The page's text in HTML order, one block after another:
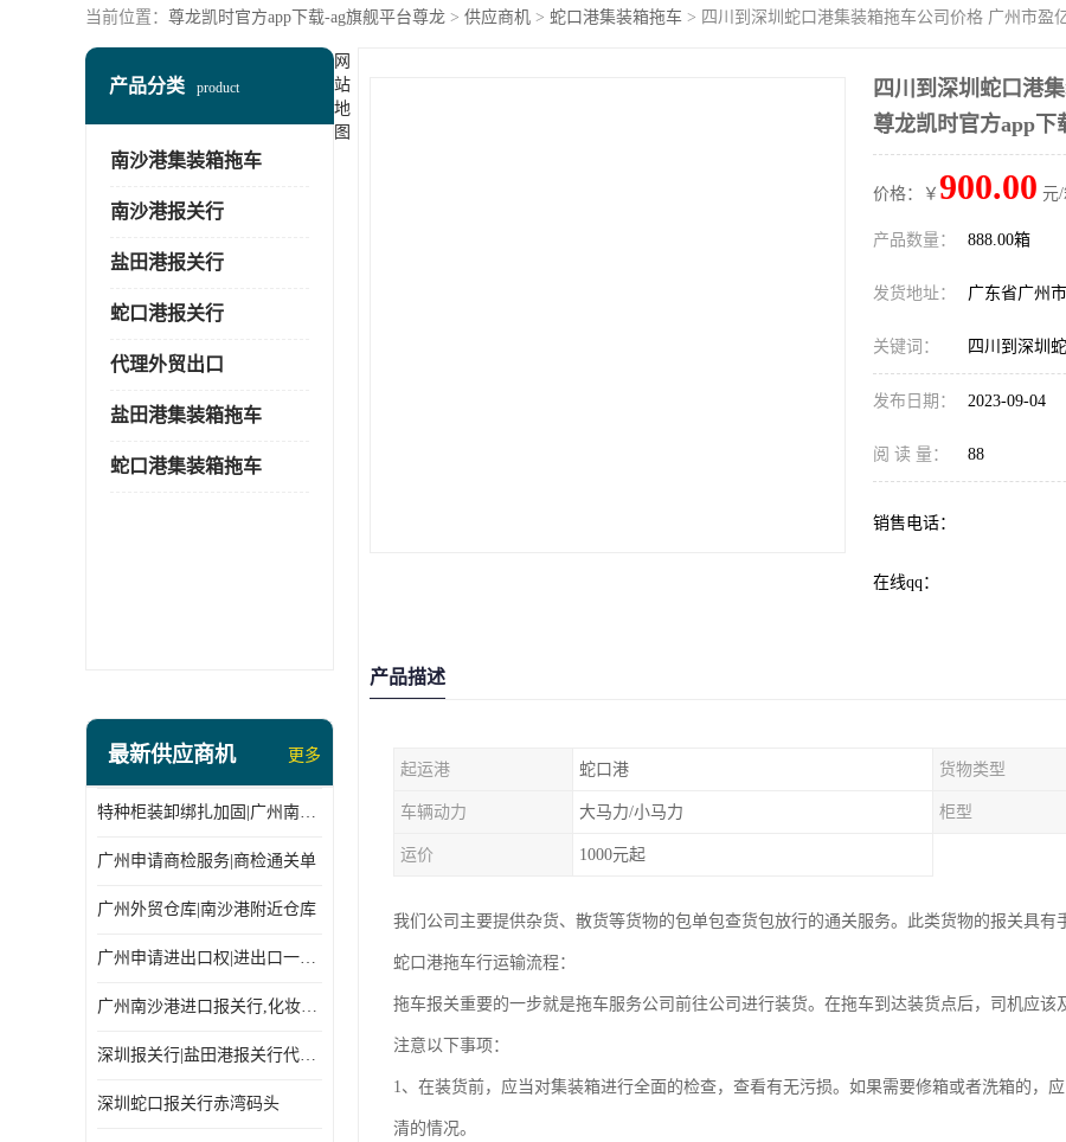
当前位置： 尊龙凯时官方app下载-ag旗舰平台尊龙 > 供应商机 > 蛇口港集装箱拖车 > 四川到深圳蛇口港集装箱拖车公司价格 广州市盈
产品分类 product
南沙港集装箱拖车
南沙港报关行
盐田港报关行
蛇口港报关行
代理外贸出口
盐田港集装箱拖车
蛇口港集装箱拖车
最新供应商机 更多
特种柜装卸绑扎加固|广州南沙仓库装卸
广州申请商检服务|商检通关单
广州外贸仓库|南沙港附近仓库
广州申请进出口权|进出口一站式
广州南沙港进口报关行,化妆品进口报关,进口报关行
深圳报关行|盐田港报关行代理报关
深圳蛇口报关行赤湾码头
四川到深圳蛇口港
尊龙凯时官方app下
价格：￥ 900.00 元
产品数量： 888.00箱
发货地址： 广东省广州
关键词： 四川到深圳
发布日期： 2023-09-04
阅 读 量： 88
销售电话：
在线qq：
产品描述
起运港 蛇口港 货物类型
车辆动力 大马力/小马力 柜型
运价 1000元起
我们公司主要提供杂货、散货等货物的包单包查货包放行的通关服务。此类货物的报关具有
蛇口港拖车行运输流程：
拖车报关重要的一步就是拖车服务公司前往公司进行装货。在拖车到达装货点后，司机应
注意以下事项：
1、在装货前，应当对集装箱进行全面的检查，查看有无污损。如果需要修箱或者洗箱的，
清的情况。
网
站
地
图